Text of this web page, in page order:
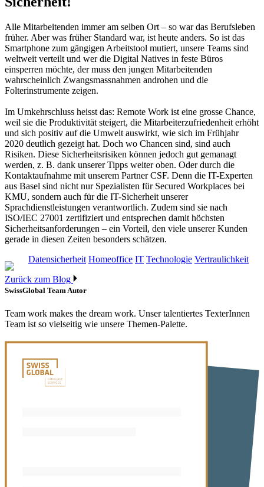
Alle Mitarbeitenden immer am selben Ort – so war das Berufsleben
früher. Aber was früher Standard war, ist heute anders. So ist das
Smartphone zum gängigen Arbeitstool mutiert, unsere Teams sind
weltweit verteilt und wer die Digital Natives in feste Büros
einsperren möchte, der muss den jungen Mitarbeitenden
wahrscheinlich Zwangsmassnahmen androhen und die
Folterinstrumente zeigen.
Im Umkehrschluss heisst das: Remote Work ist eine grosse Chance,
weil sie die Produktivität steigert, die Mitarbeiterzufriedenheit erhöht
und sich positiv auf die Umwelt auswirkt, wie sich im Frühjahr
2020 deutlich gezeigt hat. Doch wo Chancen sind, sind auch
Risiken. Diese Sicherheitsrisiken können jedoch gut gemanagt
werden, z. B. dank unserer Tipps weiter oben. Oder durch die
Kontaktaufnahme mit unserem Partner CSF. Denn die IT-Experten
aus Basel sind nicht nur Spezialisten für Secured Workplaces bei
KMU, sondern auch für die IT-Sicherheit unserer
Sprachdienstleistungen verantwortlich. Zudem sind sie nach
ISO/IEC 27001 zertifiziert und entsprechen damit höchsten
Sicherheitsanforderungen – ein Vorteil, den viele unserer Kunden
gerade in diesen Zeiten besonders schätzen.
Datensicherheit Homeoffice IT Technologie Vertraulichkeit
Zurück zum Blog
SwissGlobal Team Autor
Team work makes the dream work. Unser talentiertes TexterInnen
Team ist so vielseitig wie unsere Themen-Palette.